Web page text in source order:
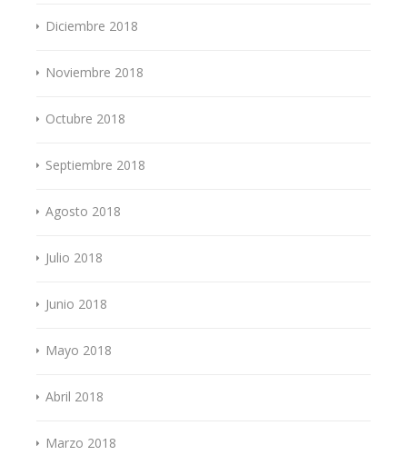
Diciembre 2018
Noviembre 2018
Octubre 2018
Septiembre 2018
Agosto 2018
Julio 2018
Junio 2018
Mayo 2018
Abril 2018
Marzo 2018